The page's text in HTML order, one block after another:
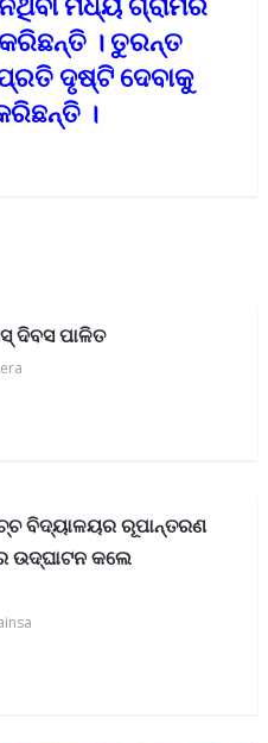
। ତୁରନ୍ତ
ଦୃଷ୍ଟି ଦେବାକୁ
।
ଦିବସ ପାଳିତ
ବିଦ୍ୟାଳୟର ରୂପାନ୍ତରଣ
ଉଦ୍‌ଘାଟନ କଲେ